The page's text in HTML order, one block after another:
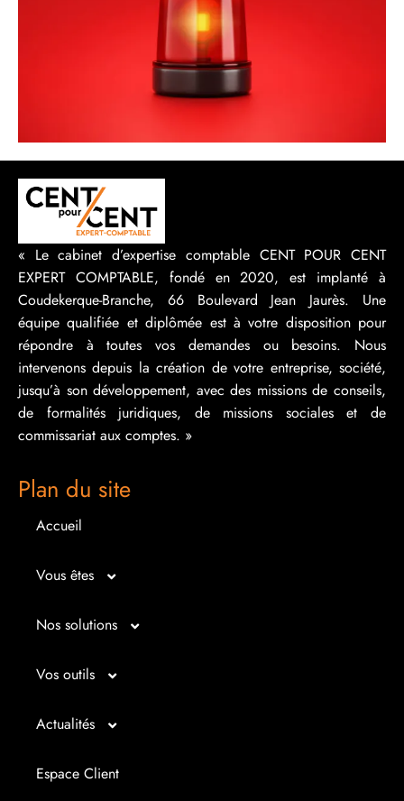
« Le cabinet d’expertise comptable CENT POUR CENT
EXPERT COMPTABLE, fondé en 2020, est implanté à
Coudekerque-Branche, 66 Boulevard Jean Jaurès. Une
équipe qualifiée et diplômée est à votre disposition pour
répondre à toutes vos demandes ou besoins. Nous
intervenons depuis la création de votre entreprise, société,
jusqu’à son développement, avec des missions de conseils,
de formalités juridiques, de missions sociales et de
commissariat aux comptes. »
Plan du site
Accueil
Vous êtes
Micro entrepreneur
Créateur d’entreprise
Repreneur d’entreprise
Nos solutions
Entrepreunariat
Gestion
Juridique
Vos outils
Bilan imagé
Tableau de bord
Actualités
Actualités
Espace Client